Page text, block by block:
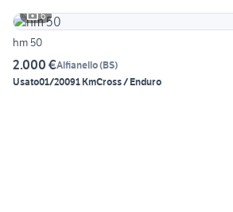
6
hm 50
2.000 €Alfianello(BS)
Usato01/20091 KmCross / Enduro